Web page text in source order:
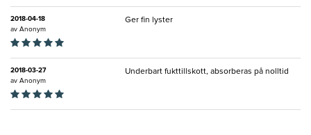
2018-04-18
av Anonym
Ger fin lyster
2018-03-27
av Anonym
Underbart fukttillskott, absorberas på nolltid